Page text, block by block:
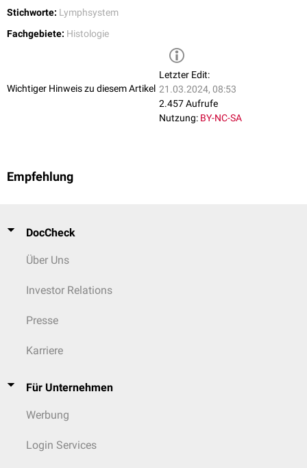
Stichworte: Lymphsystem
Fachgebiete: Histologie
Wichtiger Hinweis zu diesem Artikel
Letzter Edit:
21.03.2024, 08:53
2.457 Aufrufe
Nutzung: BY-NC-SA
Empfehlung
DocCheck
Über Uns
Investor Relations
Presse
Karriere
Für Unternehmen
Werbung
Login Services